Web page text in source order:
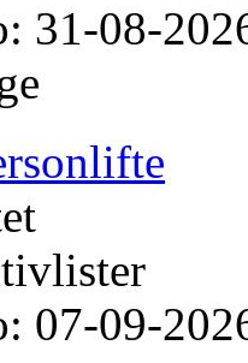
31-08-
07-09-